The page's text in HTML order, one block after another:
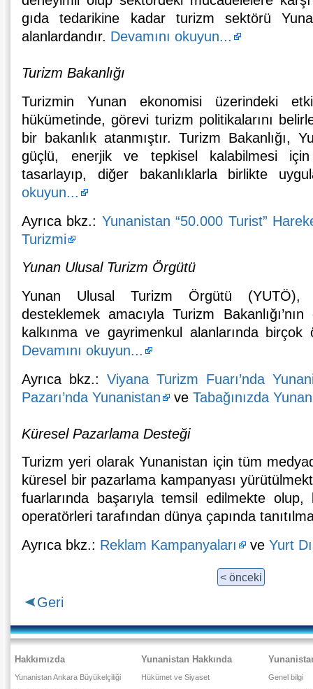
gıda tedarikine kadar turizm sektörü
alanlardandır. Devamını okuyun...
Turizm Bakanlığı
Turizmin Yunan ekonomisi üzerindeki
hükümetinde, görevi turizm politikalarını
bir bakanlık atanmıştır. Turizm Bakanlığı,
güçlü, enerjik ve tepkisel kalabilmesi
tasarlayıp, diğer bakanlıklarla birlikte
okuyun...
Ayrıca bkz.: Yunanistan “50.000 Turist”
Turizmi
Yunan Ulusal Turizm Örgütü
Yunan Ulusal Turizm Örgütü (YUTÖ),
desteklemek amacıyla Turizm
kalkınma ve gayrimenkul alanlarında birçok
Devamını okuyun...
Ayrıca bkz.:Viyana Turizm Fuarı’nda
Pazarı’nda Yunanistan
veTabağınızda
Küresel Pazarlama Desteği
Turizm yeri olarak Yunanistan için tüm
küresel bir pazarlama kampanyası
fuarlarında başarıyla temsil edilmekte
operatörleri tarafından dünya çapında
Ayrıca bkz.: Reklam Kampanyaları veYurt
< önceki
Geri
Hakkımızda
Yunanistan Ankara Büyükelçiliği
Yunanistan Hakkında
Hükümet ve Siyaset Genel bilgi